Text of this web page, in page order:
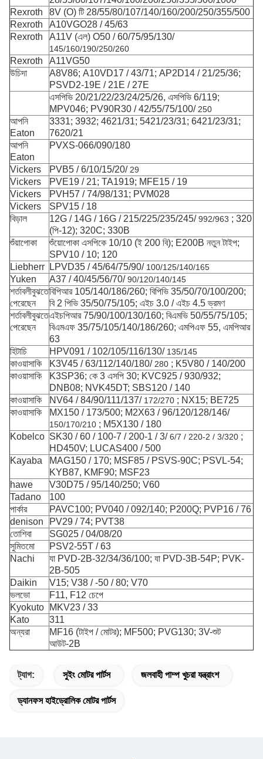
Rexroth
8V (O) টি 28/55/80/107/140/160/200/250/355/500
Rexroth
A10VGO28 / 45/63
Rexroth
A11V (এল) O50 / 60/75/95/130/
145/160/190/250/260
Rexroth
A11VG50
উচিদা
A8V86; A10VD17 / 43/71; AP2D14 / 21/25/36;
PSVD2-19E / 21E / 27E
এসপিভি 20/21/22/23/24/25/26, এসপিভি 6/119;
MPV046; PV90R30 / 42/55/75/100/ 250
আপনি
Eaton
3331; 3932; 4621/31; 5421/23/31; 6421/23/31;
7620/21
আপনি
Eaton
PVXS-066/090/180
Vickers PVB5 / 6/10/15/20/ 29
Vickers PVE19 / 21; TA1919; MFE15 / 19
Vickers
PVH57 / 74/98/131; PVM028
Vickers
SPV15 / 18
বিড়াল
12G / 14G / 16G / 215/225/235/245/ 992/963 ; 320
(পি-12); 320C; 330B
শুঁয়াপোকা
শুঁয়োপোকা এসপিকে 10/10 (ই 200 বি); E200B নতুন টাইপ;
SPV10 / 10; 120
Liebherr
LPVD35 / 45/64/75/90/ 100/125/140/165
Yuken A37 / 40/45/56/70/ 90/120/140/145
শর্তাবলীবুঝতে
পেরেছেন
বিপিআর 105/140/186/260; বিপিভি 35/50/70/100/200;
বি 2 পিভি 35/50/75/105; এইচ 3.0 / এইচ 4.5 ভ্রমণ
শর্তাবলীবুঝতে
পেরেছেন
এইচপিআর 75/90/100/130/160; বিএমভি 50/55/75/105;
বিএমএফ 35/75/105/140/186/260; এমপিএফ 55, এমপিআর
63
হিটাচি
HPV091 / 102/105/116/130/ 135/145
কাওয়াসাকি K3V45 / 63/112/140/180/ 280 ; K5V80 / 140/200
কাওয়াসাকি
K3SP36; কে 3 এসপি 30; KVC925 / 930/932;
DNB08; NVK45DT; SBS120 / 140
কাওয়াসাকি
NV64 / 84/90/111/137/ 172/270 ; NX15; BE725
কাওয়াসাকি
MX150 / 173/500; M2X63 / 96/120/128/146/
150/170/210 ; M5X130 / 180
Kobelco SK30 / 60 / 100-7 / 200-1 / 3/ 6/7 / 220-2 / 3/320 ;
HD450V; LUCAS400 / 500
Kayaba
MAG150 / 170; MSF85 / PSVS-90C; PSVL-54;
KYB87, KMF90; MSF23
hawe
V30D75 / 95/140/250; V60
Tadano
100
পার্কার
PAVC100; PV040 / 092/140; P200Q; PVP16 / 76
denison
PV29 / 74; PVT38
তোশিবা
SG025 / 04/08/20
সুমিতমো
PSV2-55T / 63
Nachi
যা PVD-2B-32/34/36/100; যা PVD-3B-54P; PVK-
2B-505
Daikin
V15; V38 / -50 / 80; V70
ভলভো
F11, F12 চেপে
Kyokuto
MKV23 / 33
Kato
311
অন্যরা
MF16 (টাইপ / মোটর); MF500; PVG130; 3V-শুট
আউট-2B
ট্যাগ: সুইং মোটর পার্টস জলবাহী পাম্প খুচরা যন্ত্রাংশ
ড্যানফস হাইড্রোলিক মোটর পার্টস